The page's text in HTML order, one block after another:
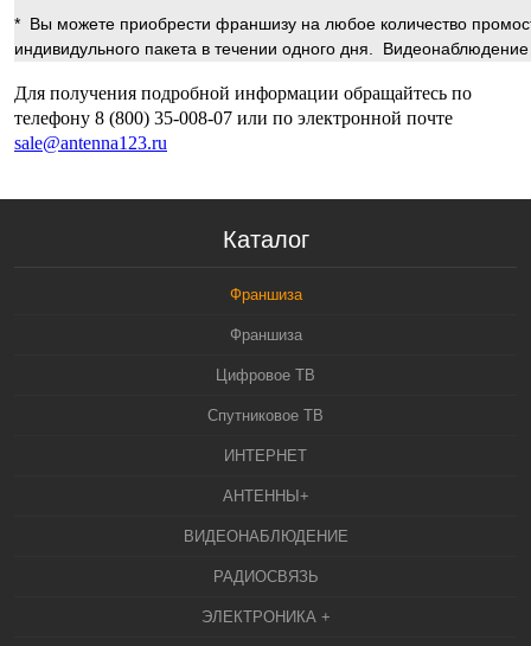
* Вы можете приобрести франшизу на любое количество
индивидульного пакета в течении одного дня.
Для получения подробной информации обращайтесь по
телефону 8 (800) 35-008-07 или по электронной почте
sale@antenna123.ru
Каталог
Франшиза
Франшиза
Цифровое ТВ
Спутниковое ТВ
ИНТЕРНЕТ
АНТЕННЫ+
ВИДЕОНАБЛЮДЕНИЕ
РАДИОСВЯЗЬ
ЭЛЕКТРОНИКА +